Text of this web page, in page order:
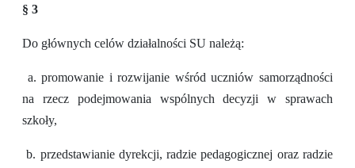
§ 3
Do głównych celów działalności SU należą:
a. promowanie i rozwijanie wśród uczniów samorządności
na rzecz podejmowania wspólnych decyzji w sprawach
szkoły,
b. przedstawianie dyrekcji, radzie pedagogicznej oraz radzie